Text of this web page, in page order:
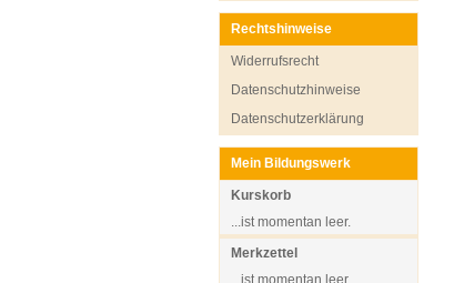
Rechtshinweise
Widerrufsrecht
Datenschutzhinweise
Datenschutzerklärung
Mein Bildungswerk
Kurskorb
...ist momentan leer.
Merkzettel
...ist momentan leer.